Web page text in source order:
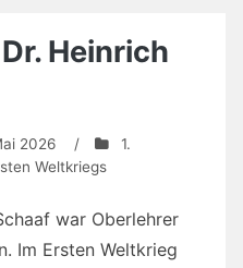
Heinrich
2026 /
1.
Weltkriegs
war Oberlehrer
Im Ersten Weltkrieg